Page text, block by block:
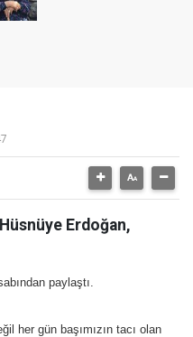
Erdoğan,
paylaştı.
her gün başımızın tacı olan